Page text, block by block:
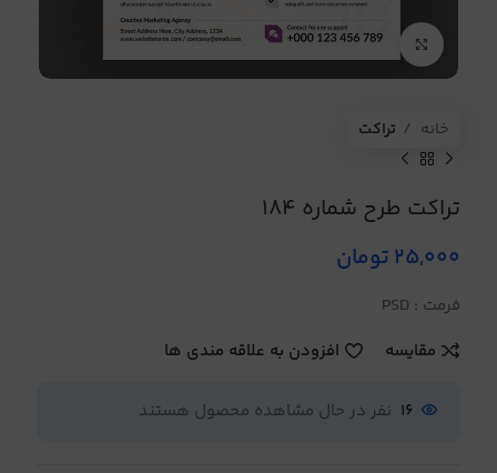
برای بزرگنمایی کلیک کنید
خانه تراکت
تراکت طرح شماره 184
25,000تومان
فرمت : PSD
مقایسه
افزودن به علاقه مندی ها
16 نفر در حال مشاهده محصول هستند